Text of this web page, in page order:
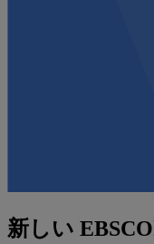
新しい